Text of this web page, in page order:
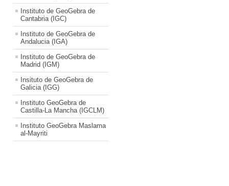
Instituto de GeoGebra de
Cantabria (IGC)
Instituto de GeoGebra de
Andalucia (IGA)
Instituto de GeoGebra de
Madrid (IGM)
Insituto de GeoGebra de
Galicia (IGG)
Instituto GeoGebra de
Castilla-La Mancha (IGCLM)
Instituto GeoGebra Maslama
al-Mayriti